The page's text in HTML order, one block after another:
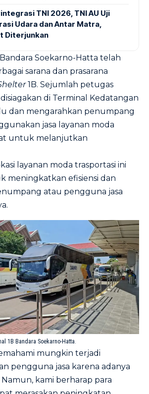
TNI 2026, TNI AU Uji
Udara dan Antar Matra,
Diterjunkan
Soekarno-Hatta telah
sarana dan prasarana
1B. Sejumlah petugas
di Terminal Kedatangan
dan mengarahkan penumpang
jasa layanan moda
untuk melanjutkan
layanan moda trasportasi ini
meningkatkan efisiensi dan
atau pengguna jasa
1B Bandara Soekarno-Hatta.
mungkin terjadi
pengguna jasa karena adanya
kami berharap para